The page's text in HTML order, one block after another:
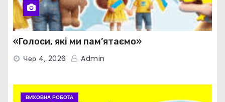
«Голоси, які ми пам’ятаємо»
Чер 4, 2026 Admin
ВИХОВНА РОБОТА